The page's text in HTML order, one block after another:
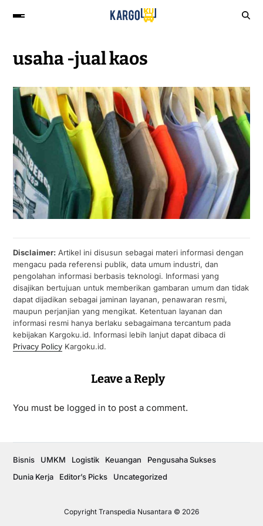
usaha -jual kaos
Disclaimer:Artikel ini disusun sebagai materi informasi dengan
mengacu pada referensi publik, data umum industri, dan
pengolahan informasi berbasis teknologi. Informasi yang
disajikan bertujuan untuk memberikan gambaran umum dan tidak
dapat dijadikan sebagai jaminan layanan, penawaran resmi,
maupun perjanjian yang mengikat. Ketentuan layanan dan
informasi resmi hanya berlaku sebagaimana tercantum pada
kebijakan Kargoku.id. Informasi lebih lanjut dapat dibaca di
Privacy PolicyKargoku.id.
Leave a Reply
You must be logged in to post a comment.
Copyright Transpedia Nusantara © 2026
Bisnis UMKM Logistik Keuangan
Pengusaha Sukses
Dunia Kerja
Editor’s Picks Uncategorized